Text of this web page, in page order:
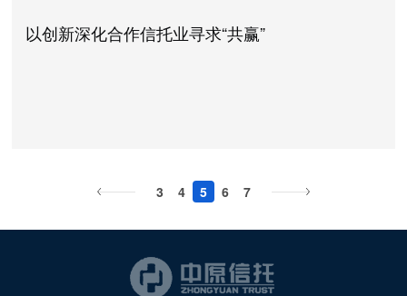
以创新深化合作信托业寻求“共赢”
3 4 5 6 7